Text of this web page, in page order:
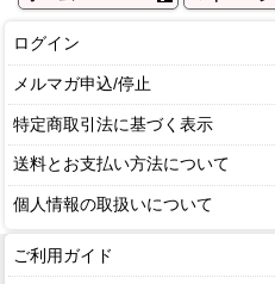
ログイン
メルマガ申込/停止
特定商取引法に基づく表示
送料とお支払い方法について
個人情報の取扱いについて
ご利用ガイド